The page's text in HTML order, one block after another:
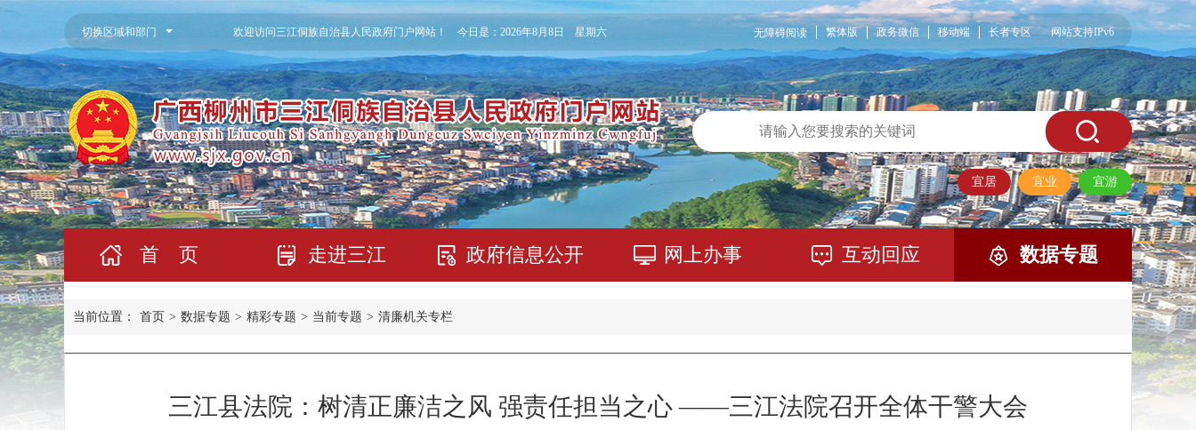
切换区域和部门 网站支持IPv6
无障碍阅读 繁体版 政务微信 移动端 长者专区
欢迎访问三江侗族自治县人民政府门户网站！ 今日是： 2026年8月8日 星期六
宜居 宜业 宜游
首 页 走进三江 政府信息公开 网上办事 互动回应 数据专题
当前位置： 首页 > 数据专题 > 精彩专题 > 当前专题 > 清廉机关专栏
三江县法院：树清正廉洁之风 强责任担当之心 ——三江法院召开全体干警大会